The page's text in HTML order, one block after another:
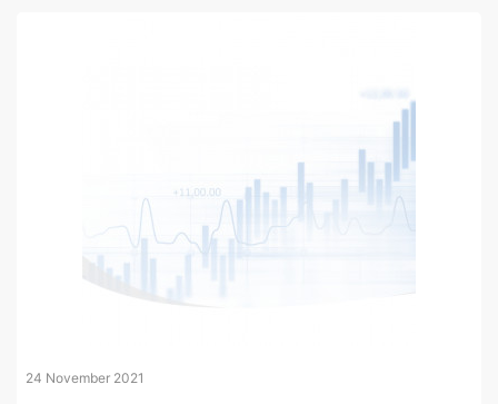
24 November 2021